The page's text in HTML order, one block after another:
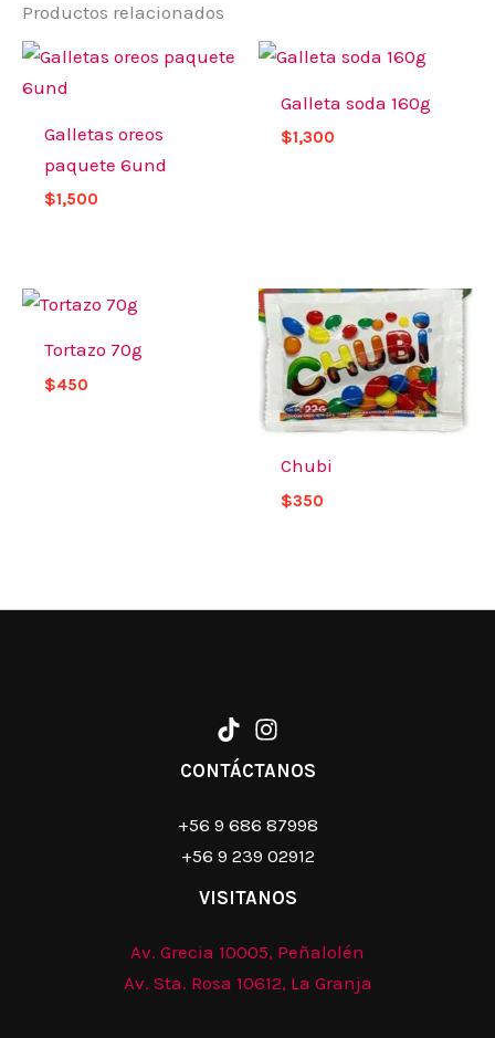
Productos relacionados
Galletas oreos
paquete 6und
$1,500
Galleta soda 160g
$1,300
Tortazo 70g
$450
Chubi
$350
CONTÁCTANOS
+56 9 686 87998
+56 9 239 02912
VISITANOS
Av. Grecia 10005, Peñalolén
Av. Sta. Rosa 10612, La Granja